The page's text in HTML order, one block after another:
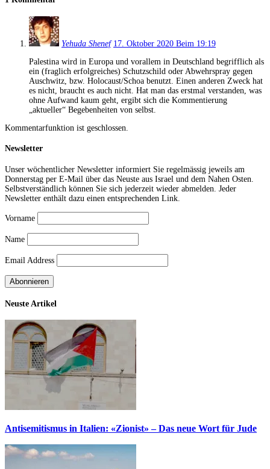
Yehuda Shenef 17. Oktober 2020 Beim 19:19
Palestina wird in Europa und vorallem in Deutschland begrifflich als
ein (fraglich erfolgreiches) Schutzschild oder Abwehrspray gegen
Auschwitz, bzw. Holocaust/Schoa benutzt. Einen anderen Zweck hat
es nicht, braucht es auch nicht. Hat man das erstmal verstanden, was
ohne Aufwand kaum geht, ergibt sich die Kommentierung
„aktueller“ Begebenheiten von selbst.
Kommentarfunktion ist geschlossen.
Newsletter
Unser wöchentlicher Newsletter informiert Sie regelmässig jeweils am
Donnerstag per E-Mail über das Neuste aus Israel und dem Nahen Osten.
Selbstverständlich können Sie sich jederzeit wieder abmelden. Jeder
Newsletter enthält dazu einen entsprechenden Link.
Vorname
Name
Email Address
Neuste Artikel
Antisemitismus in Italien: «Zionist» – Das neue Wort für Jude